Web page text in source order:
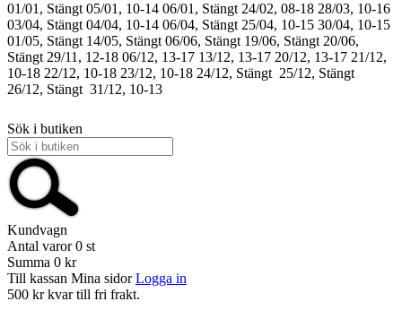
01/01, Stängt 05/01, 10-14 06/01, Stängt 24/02, 08-18 28/03, 10-16
03/04, Stängt 04/04, 10-14 06/04, Stängt 25/04, 10-15 30/04, 10-15
01/05, Stängt 14/05, Stängt 06/06, Stängt 19/06, Stängt 20/06,
Stängt 29/11, 12-18 06/12, 13-17 13/12, 13-17 20/12, 13-17 21/12,
10-18 22/12, 10-18 23/12, 10-18 24/12, Stängt 25/12, Stängt
26/12, Stängt 31/12, 10-13
Sök i butiken
Kundvagn
Antal varor 0 st
Summa 0 kr
Till kassan Mina sidor Logga in
500 kr kvar till fri frakt.